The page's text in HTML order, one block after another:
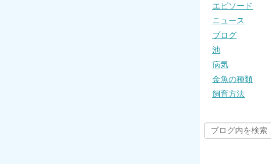
エピソード
ニュース
ブログ
池
病気
金魚の種類
飼育方法